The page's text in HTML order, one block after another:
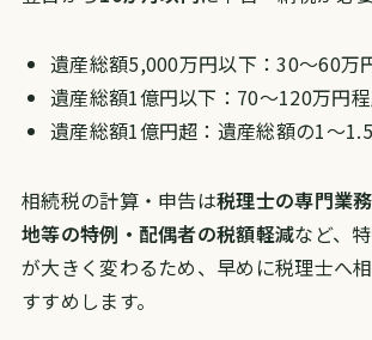
遺産総額5,000万円以下：30〜60万
遺産総額1億円以下：70〜120万円
遺産総額1億円超：遺産総額の1〜
相続税の計算・申告は税理士の専門業務
地等の特例・配偶者の税額軽減など、
が大きく変わるため、早めに税理士へ
すすめします。